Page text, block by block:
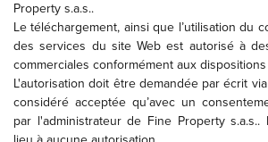
Property s.a.s..
Le téléchargement, ainsi que l’utilisation du
des services du site Web est autorisé à
commerciales conformément aux
L'autorisation doit être demandée par écrit
considéré acceptée qu’avec un
par l'administrateur de Fine Property